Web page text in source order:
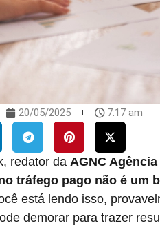
20/05/2025 7:17 am
redator da AGNC
tráfego pago não é um
está lendo isso,
demorar para trazer